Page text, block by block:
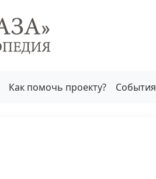
Как помочь проекту? События